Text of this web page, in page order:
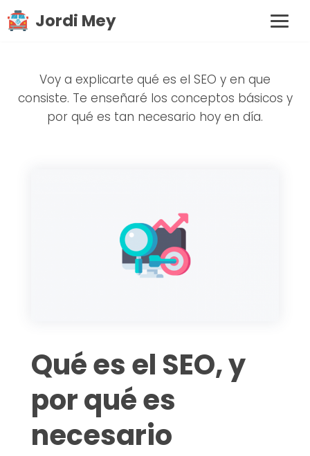
Saltar a la navegación principal
Saltar al contenido principal
Saltar al pie de página
Jordi Mey
Consultor SEO
GUÍA SEO
PRIMEROS PASOS
SUB
Voy a explicarte qué es el SEO y en que
consiste. Te enseñaré los conceptos básicos y
por qué es tan necesario hoy en día.
Qué es el SEO, y
por qué es
necesario